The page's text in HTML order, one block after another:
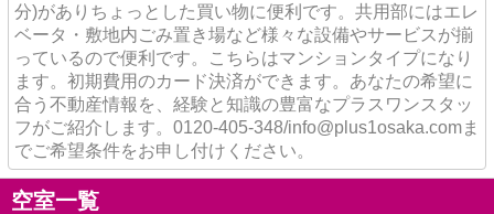
分)がありちょっとした買い物に便利です。共用部にはエレ
ベータ・敷地内ごみ置き場など様々な設備やサービスが揃
っているので便利です。こちらはマンションタイプになり
ます。初期費用のカード決済ができます。あなたの希望に
合う不動産情報を、経験と知識の豊富なプラスワンスタッ
フがご紹介します。0120-405-348/info@plus1osaka.comま
でご希望条件をお申し付けください。
空室一覧